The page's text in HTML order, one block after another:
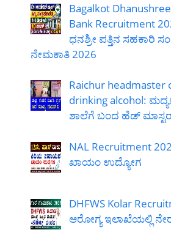
Bagalkot
Bank Recruitment
ಧನಶ್ರೀ ಪತ್ತಿನ ಸಹಕಾರಿ
ನೇಮಕಾತಿ 2026
Raichur headmaster
drinking alcohol:
ಶಾಲೆಗೆ ಬಂದ ಹೆಡ್
NAL Recruitment
ಖಾಯಂ ಉದ್ಯೋಗ
DHFWS Kolar
ಆರೋಗ್ಯ ಇಲಾಖೆಯಲ್ಲಿ